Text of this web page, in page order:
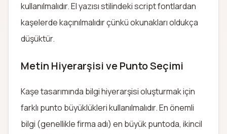
kullanılmalıdır. El yazısı stilindeki script fontlardan
kaşelerde kaçınılmalıdır çünkü okunakları oldukça
düşüktür.
Metin Hiyerarşisi ve Punto Seçimi
Kaşe tasarımında bilgi hiyerarşisi oluşturmak için
farklı punto büyüklükleri kullanılmalıdır. En önemli
bilgi (genellikle firma adı) en büyük puntoda, ikincil